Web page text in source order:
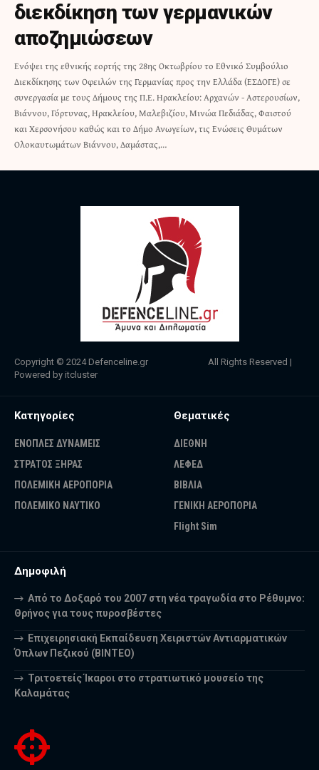
διεκδίκηση των γερμανικών
αποζημιώσεων
Ενόψει της εθνικής εορτής της 28ης Οκτωβρίου το Εθνικό Συμβούλιο
Διεκδίκησης των Οφειλών της Γερμανίας προς την Ελλάδα (ΕΣΔΟΓΕ) σε
συνεργασία με τους Δήμους της Π.Ε. Ηρακλείου: Αρχανών - Αστερουσίων,
Βιάννου, Γόρτυνας, Ηρακλείου, Μαλεβιζίου, Μινώα Πεδιάδας, Φαιστού
και Χερσονήσου καθώς και το Δήμο Ανωγείων, τις Ενώσεις Θυμάτων
Ολοκαυτωμάτων Βιάννου, Δαμάστας,…
Copyright © 2024 Defenceline.gr All Rights Reserved |
Powered by itcluster
Κατηγορίες
ΕΝΟΠΛΕΣ ΔΥΝΑΜΕΙΣ
ΣΤΡΑΤΟΣ ΞΗΡΑΣ
ΠΟΛΕΜΙΚΗ ΑΕΡΟΠΟΡΙΑ
ΠΟΛΕΜΙΚΟ ΝΑΥΤΙΚΟ
Θεματικές
ΔΙΕΘΝΗ
ΛΕΦΕΔ
ΒΙΒΛΙΑ
ΓΕΝΙΚΗ ΑΕΡΟΠΟΡΙΑ
Flight Sim
Δημοφιλή
Από το Δοξαρό του 2007 στη νέα τραγωδία στο Ρέθυμνο:
Θρήνος για τους πυροσβέστες
Επιχειρησιακή Εκπαίδευση Χειριστών Αντιαρματικών
Όπλων Πεζικού (ΒΙΝΤΕΟ)
Τριτοετείς Ίκαροι στο στρατιωτικό μουσείο της
Καλαμάτας